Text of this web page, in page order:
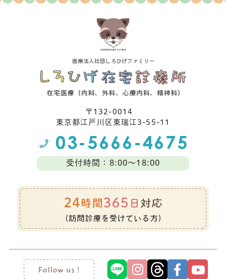
〒132-0014
東京都江⼾川区東瑞江3-55-11
受付時間：8:00～18:00